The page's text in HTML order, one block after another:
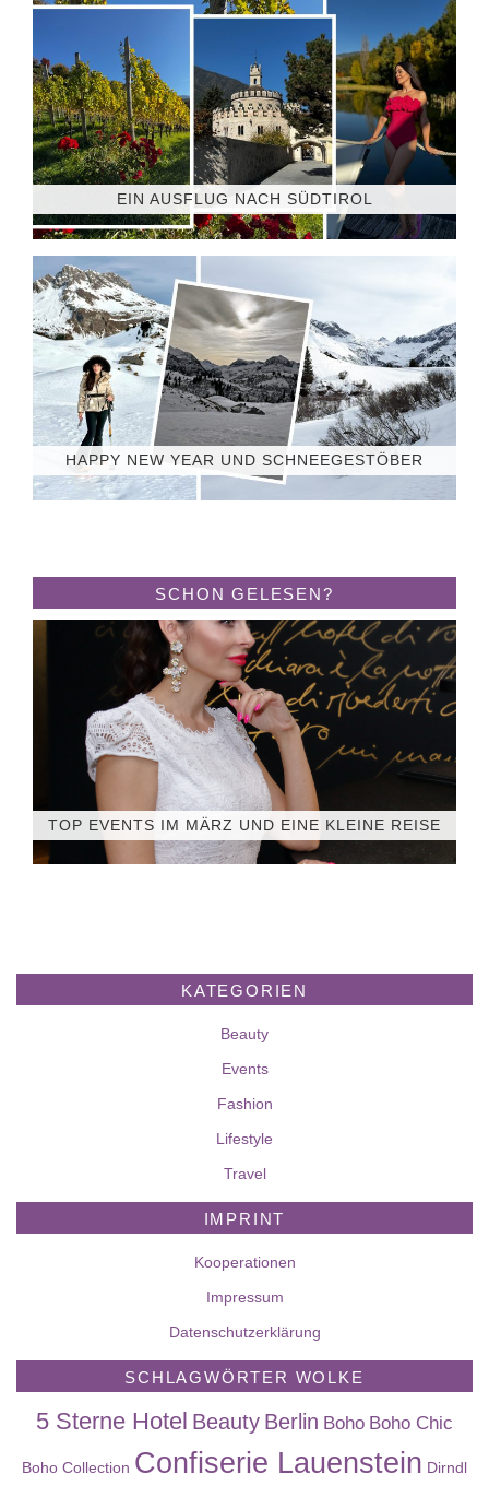
EIN AUSFLUG NACH SÜDTIROL
HAPPY NEW YEAR UND SCHNEEGESTÖBER
SCHON GELESEN?
TOP EVENTS IM MÄRZ UND EINE KLEINE REISE
KATEGORIEN
Beauty
Events
Fashion
Lifestyle
Travel
IMPRINT
Kooperationen
Impressum
Datenschutzerklärung
SCHLAGWÖRTER WOLKE
5 Sterne Hotel Beauty Berlin Boho Boho Chic
Boho Collection Confiserie Lauenstein Dirndl